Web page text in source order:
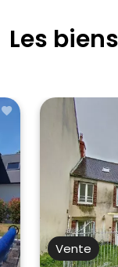
Les
Vente